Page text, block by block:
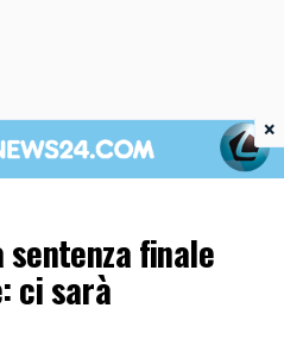
finale
ci sarà
×